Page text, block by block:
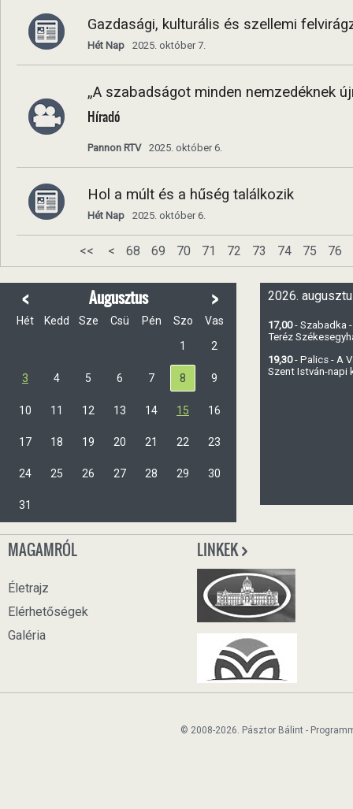
Gazdasági, kulturális és szellemi
Hét Nap 2025. október 7.
„A szabadságot minden nemzedéknek
Híradó
Pannon RTV 2025. október 6.
Hol a múlt és a hűség találkozik
Hét Nap 2025. október 6.
<< < 68 69 70 71 72 73 74 75 76
< Augusztus >
Hét Kedd Sze Csü Pén Szo
Vas
1
2
3 4 5 6 7 8 9
10 11 12 13 14 15 16
17 18 19 20 21 22 23
24 25 26 27 28 29 30
31
2026.
17,00- Szabadka
Teréz
19,30- Palics - A
Szent István-napi
MAGAMRÓL
Életrajz
Elérhetőségek
Galéria
LINKEK
© 2008-2026. Pásztor Bálint -